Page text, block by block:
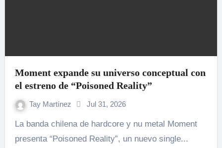
Moment expande su universo conceptual con
el estreno de “Poisoned Reality”
Tay Martínez Jul 31, 2026
La banda chilena de hardcore y nu metal Moment
presenta “Poisoned Reality”, un nuevo single...